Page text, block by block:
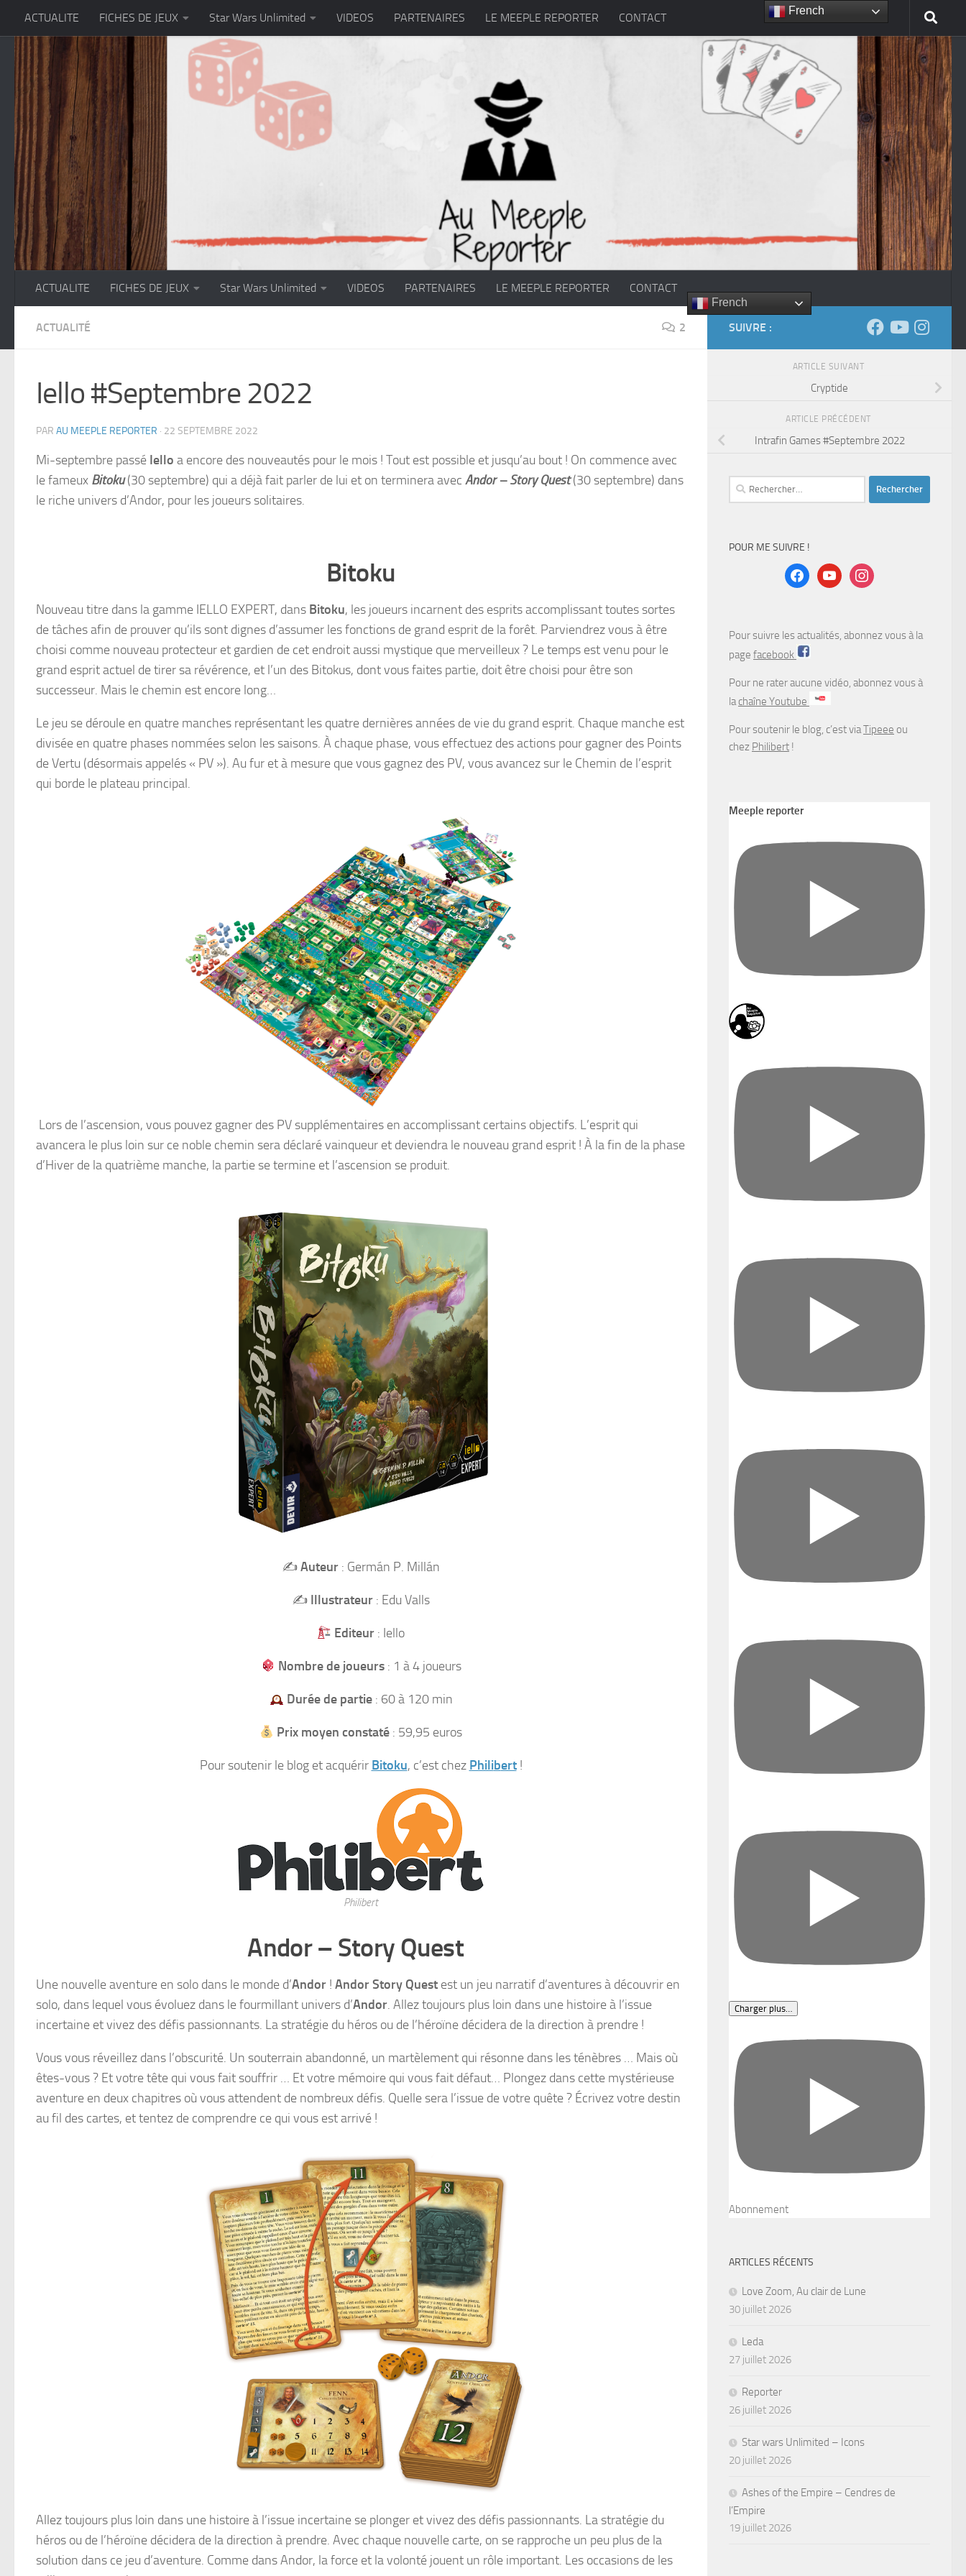
Skip to content
ACTUALITE FICHES DE JEUX Star Wars Unlimited VIDEOS PARTENAIRES LE MEEPLE REPORTER CONTACT
ACTUALITE FICHES DE JEUX Star Wars Unlimited VIDEOS PARTENAIRES LE MEEPLE REPORTER CONTACT
French
ACTUALITÉ 2
Iello #Septembre 2022
PAR AU MEEPLE REPORTER · 22 SEPTEMBRE 2022
Mi-septembre passé Iello a encore des nouveautés pour le mois ! Tout est possible et jusqu’au bout ! On commence avec
le fameux Bitoku(30 septembre) qui a déjà fait parler de lui et on terminera avec Andor – Story Quest(30 septembre) dans
le riche univers d’Andor, pour les joueurs solitaires.
Bitoku
Nouveau titre dans la gamme IELLO EXPERT, dans Bitoku, les joueurs incarnent des esprits accomplissant toutes sortes
de tâches afin de prouver qu’ils sont dignes d’assumer les fonctions de grand esprit de la forêt. Parviendrez vous à être
choisi comme nouveau protecteur et gardien de cet endroit aussi mystique que merveilleux ? Le temps est venu pour le
grand esprit actuel de tirer sa révérence, et l’un des Bitokus, dont vous faites partie, doit être choisi pour être son
successeur. Mais le chemin est encore long…
Le jeu se déroule en quatre manches représentant les quatre dernières années de vie du grand esprit. Chaque manche est
divisée en quatre phases nommées selon les saisons. À chaque phase, vous effectuez des actions pour gagner des Points
de Vertu (désormais appelés « PV »). Au fur et à mesure que vous gagnez des PV, vous avancez sur le Chemin de l’esprit
qui borde le plateau principal.
Lors de l’ascension, vous pouvez gagner des PV supplémentaires en accomplissant certains objectifs. L’esprit qui
avancera le plus loin sur ce noble chemin sera déclaré vainqueur et deviendra le nouveau grand esprit ! À la fin de la phase
d’Hiver de la quatrième manche, la partie se termine et l’ascension se produit.
✍️Auteur: Germán P. Millán
✍️ Illustrateur: Edu Valls
Editeur : Iello
Nombre de joueurs: 1 à 4 joueurs
Durée de partie: 60 à 120 min
Prix moyen constaté : 59,95 euros
Pour soutenir le blog et acquérir Bitoku, c’est chez Philibert!
Philibert
Andor – Story Quest
Une nouvelle aventure en solo dans le monde d’Andor ! Andor Story Quest est un jeu narratif d’aventures à découvrir en
solo, dans lequel vous évoluez dans le fourmillant univers d’Andor. Allez toujours plus loin dans une histoire à l’issue
incertaine et vivez des défis passionnants. La stratégie du héros ou de l’héroïne décidera de la direction à prendre !
Vous vous réveillez dans l’obscurité. Un souterrain abandonné, un martèlement qui résonne dans les ténèbres … Mais où
êtes-vous ? Et votre tête qui vous fait souffrir … Et votre mémoire qui vous fait défaut… Plongez dans cette mystérieuse
aventure en deux chapitres où vous attendent de nombreux défis. Quelle sera l’issue de votre quête ? Écrivez votre destin
au fil des cartes, et tentez de comprendre ce qui vous est arrivé !
Allez toujours plus loin dans une histoire à l’issue incertaine se plonger et vivez des défis passionnants. La stratégie du
héros ou de l’héroïne décidera de la direction à prendre. Avec chaque nouvelle carte, on se rapproche un peu plus de la
solution dans ce jeu d’aventure. Comme dans Andor, la force et la volonté jouent un rôle important. Les occasions de les
SUIVRE :
ARTICLE SUIVANT
Cryptide
ARTICLE PRÉCÉDENT
Intrafin Games #Septembre 2022
Rechercher :
POUR ME SUIVRE !
facebookyoutubeinstagram
Pour suivre les actualités, abonnez vous à la
page facebook
Pour ne rater aucune vidéo, abonnez vous à
lachaîne Youtube
Pour soutenir le blog, c’est viaTipeee ou
chez Philibert !
Meeple reporter
Charger plus…
Abonnement
ARTICLES RÉCENTS
Love Zoom, Au clair de Lune
30 juillet 2026
Leda
27 juillet 2026
Reporter
26 juillet 2026
Star wars Unlimited – Icons
20 juillet 2026
Ashes of the Empire – Cendres de
l’Empire
19 juillet 2026
French